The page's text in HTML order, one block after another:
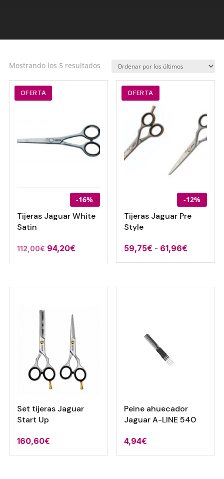
Mostrando los 5 resultadosOrdenado
últimos
OFERTA
-16%
Tijeras Jaguar White
Satin
112,00€ El
precio
era:
94,20€El
precio
es:
OFERTA
-12%
Tijeras Jaguar Pre
Style
59,75€ - 61,96€
de
desde
Set tijeras Jaguar
Start Up
160,60€
Peine ahuecador
Jaguar A-LINE 540
4,94€